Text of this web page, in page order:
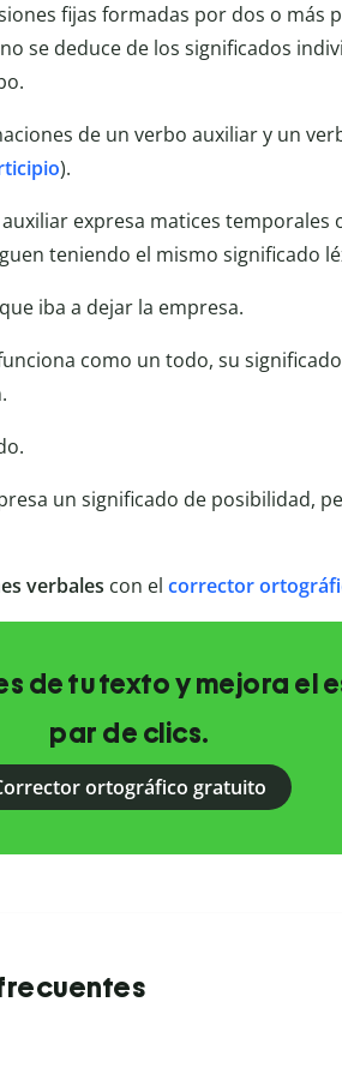
fijas formadas por dos o más
se deduce de los significados
de un verbo auxiliar y un
).
expresa matices temporales
teniendo el mismo significado
iba a dejar la empresa.
como un todo, su
un significado de posibilidad,
verbales con el corrector
de tu texto y mejora el
par de clics.
ortográfico gratuito